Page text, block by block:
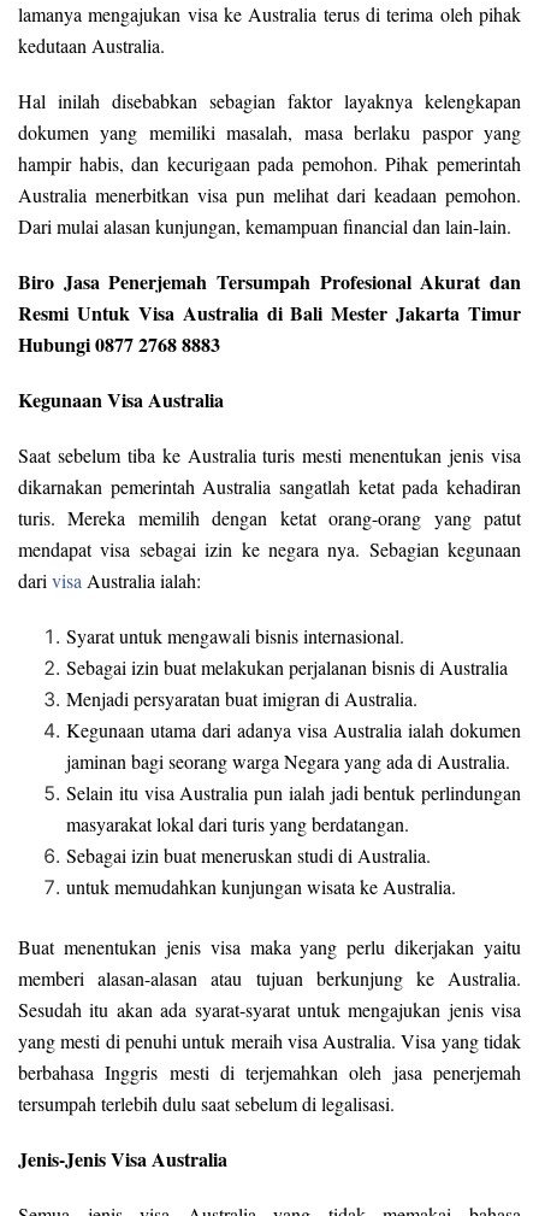
lamanya mengajukan visa ke Australia terus di terima oleh pihak
kedutaan Australia.
Hal inilah disebabkan sebagian faktor layaknya kelengkapan
dokumen yang memiliki masalah, masa berlaku paspor yang
hampir habis, dan kecurigaan pada pemohon. Pihak pemerintah
Australia menerbitkan visa pun melihat dari keadaan pemohon.
Dari mulai alasan kunjungan, kemampuan financial dan lain-lain.
Biro Jasa Penerjemah Tersumpah Profesional Akurat dan
Resmi Untuk Visa Australia di Bali Mester Jakarta Timur
Hubungi 0877 2768 8883
Kegunaan Visa Australia
Saat sebelum tiba ke Australia turis mesti menentukan jenis visa
dikarnakan pemerintah Australia sangatlah ketat pada kehadiran
turis. Mereka memilih dengan ketat orang-orang yang patut
mendapat visa sebagai izin ke negara nya. Sebagian kegunaan
darivisaAustralia ialah:
Syarat untuk mengawali bisnis internasional.
Sebagai izin buat melakukan perjalanan bisnis di Australia
Menjadi persyaratan buat imigran di Australia.
Kegunaan utama dari adanya visa Australia ialah dokumen
jaminan bagi seorang warga Negara yang ada di Australia.
Selain itu visa Australia pun ialah jadi bentuk perlindungan
masyarakat lokal dari turis yang berdatangan.
Sebagai izin buat meneruskan studi di Australia.
untuk memudahkan kunjungan wisata ke Australia.
Buat menentukan jenis visa maka yang perlu dikerjakan yaitu
memberi alasan-alasan atau tujuan berkunjung ke Australia.
Sesudah itu akan ada syarat-syarat untuk mengajukan jenis visa
yang mesti di penuhi untuk meraih visa Australia. Visa yang tidak
berbahasa Inggris mesti di terjemahkan oleh jasa penerjemah
tersumpah terlebih dulu saat sebelum di legalisasi.
Jenis-Jenis Visa Australia